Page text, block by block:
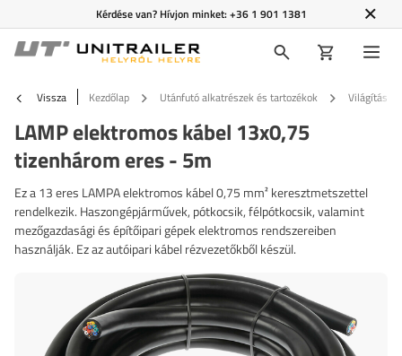
Kérdése van? Hívjon minket:+36 1 901 1381
Vissza Kezdőlap Utánfutó alkatrészek és tartozékok Világítás
LAMP elektromos kábel 13x0,75
tizenhárom eres - 5m
Ez a 13 eres LAMPA elektromos kábel 0,75 mm² keresztmetszettel
rendelkezik. Haszongépjárművek, pótkocsik, félpótkocsik, valamint
mezőgazdasági és építőipari gépek elektromos rendszereiben
használják. Ez az autóipari kábel rézvezetőkből készül.